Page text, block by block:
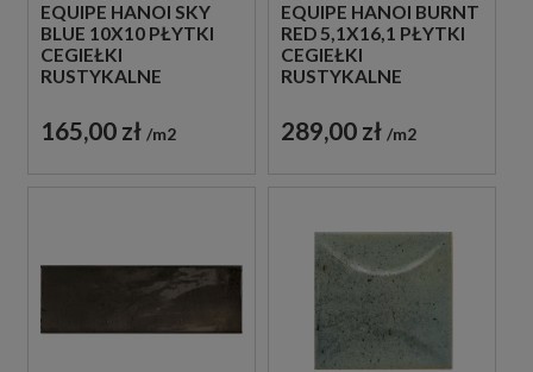
EQUIPE HANOI SKY
BLUE 10X10 PŁYTKI
CEGIEŁKI
RUSTYKALNE
165,00 zł m2
EQUIPE HANOI BURNT
RED 5,1X16,1 PŁYTKI
CEGIEŁKI
RUSTYKALNE
289,00 zł m2